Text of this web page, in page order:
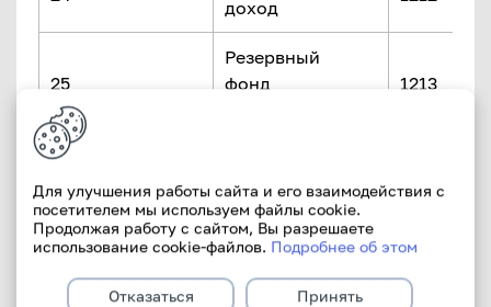
доход
25
Резервный
фонд
1213
26
переоценки
статей баланса
1214
Накопленная
прибыль
1215
Для улучшения работы сайта и его взаимодействия с
посетителем мы используем файлы cookie.
Продолжая работу с сайтом, Вы разрешаете
использование cookie-файлов. Подробнее об этом
Отказаться Принять